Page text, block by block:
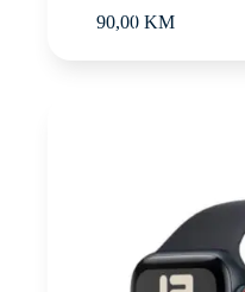
90,00 KM